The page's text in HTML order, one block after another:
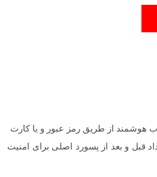
هوشمند از طریق رمز عبور و یا کارت
قبل و بعد از پسورد اصلی برای امنیت